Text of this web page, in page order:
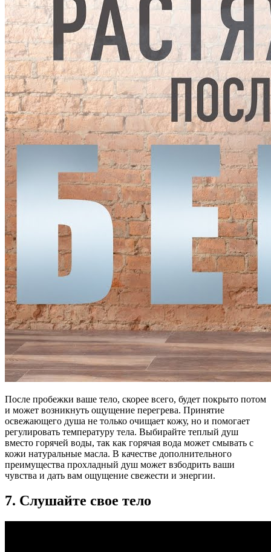
После пробежки ваше тело, скорее всего, будет покрыто потом
и может возникнуть ощущение перегрева. Принятие
освежающего душа не только очищает кожу, но и помогает
регулировать температуру тела. Выбирайте теплый душ
вместо горячей воды, так как горячая вода может смывать с
кожи натуральные масла. В качестве дополнительного
преимущества прохладный душ может взбодрить ваши
чувства и дать вам ощущение свежести и энергии.
7. Слушайте свое тело